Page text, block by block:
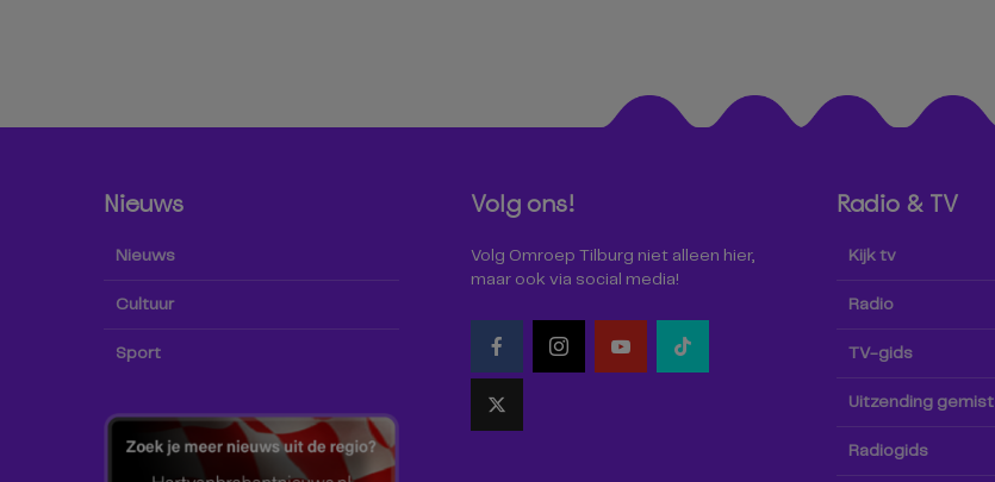
Nieuws
Nieuws
Cultuur
Sport
Volg ons!
Volg Omroep Tilburg niet alleen hier,
maar ook via social media!
Radio & TV
Kijk tv
Radio
TV-gids
Uitzending gemist
Radiogids